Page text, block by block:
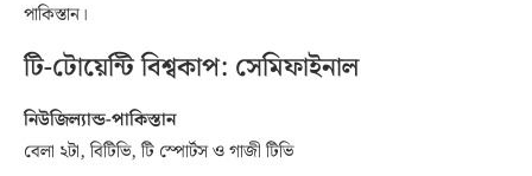
পাকিস্তান।
টি-টোয়েন্টি বিশ্বকাপ: সেমিফাইনাল
নিউজিল্যান্ড-পাকিস্তান
বেলা ২টা, বিটিভি, টি স্পোর্টস ও গাজী টিভি